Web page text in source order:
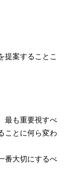
提案することこ
最も重要視すべ
ことに何ら変わ
番大切にするべ